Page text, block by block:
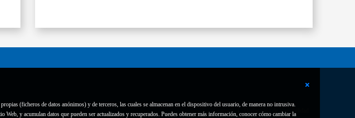
(ficheros de datos anónimos) y de terceros, las cuales se almacenan en el dispositivo del usuario, de manera no intrusiva.
y acumulan datos que pueden ser actualizados y recuperados. Puedes obtener más información, conocer cómo cambiar la
Contacto Declaración de accesibilidad